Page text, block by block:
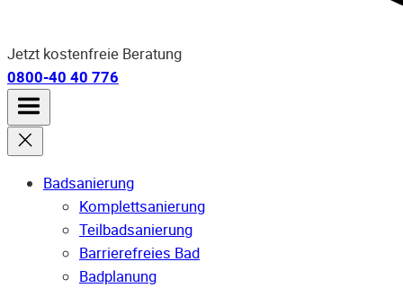
Jetzt kostenfreie Beratung
0800-40 40 776
Badsanierung
Komplettsanierung
Teilbadsanierung
Barrierefreies Bad
Badplanung